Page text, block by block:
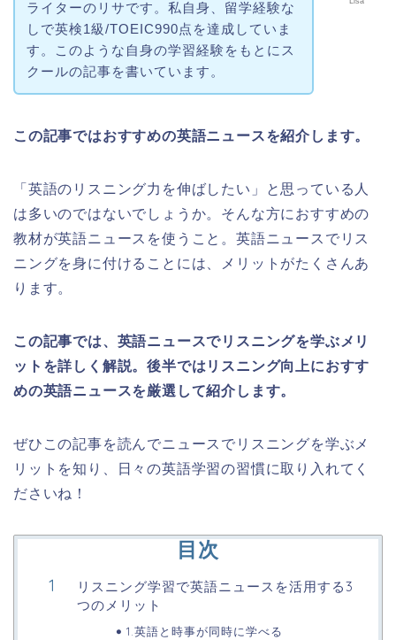
ライターのリサです。私自身、留学経験な
しで英検1級/TOEIC990点を達成していま
す。このような自身の学習経験をもとにス
クールの記事を書いています。
この記事ではおすすめの英語ニュースを紹介します。
「英語のリスニング力を伸ばしたい」と思っている人
は多いのではないでしょうか。そんな方におすすめの
教材が英語ニュースを使うこと。英語ニュースでリス
ニングを身に付けることには、メリットがたくさんあ
ります。
この記事では、英語ニュースでリスニングを学ぶメリ
ットを詳しく解説。後半ではリスニング向上におすす
めの英語ニュースを厳選して紹介します。
ぜひこの記事を読んでニュースでリスニングを学ぶメ
リットを知り、日々の英語学習の習慣に取り入れてく
ださいね！
目次
リスニング学習で英語ニュースを活用する3
つのメリット
1.英語と時事が同時に学べる